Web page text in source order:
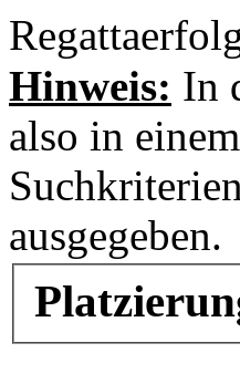
Hinweis: In
also in
ausgegeben.